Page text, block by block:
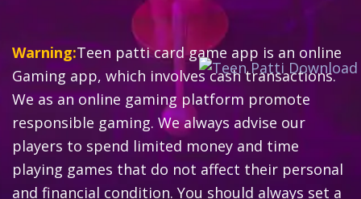
Warning:Teen patti card game app is an online
Gaming app, which involves cash transactions.
We as an online gaming platform promote
responsible gaming. We always advise our
players to spend limited money and time
playing games that do not affect their personal
and financial condition. You should always set a